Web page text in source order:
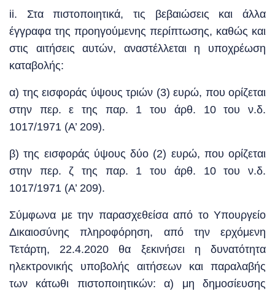
ii. Στα πιστοποιητικά, τις βεβαιώσεις και άλλα
έγγραφα της προηγούμενης περίπτωσης, καθώς και
στις αιτήσεις αυτών, αναστέλλεται η υποχρέωση
καταβολής:
α) της εισφοράς ύψους τριών (3) ευρώ, που ορίζεται
στην περ. ε της παρ. 1 του άρθ. 10 του ν.δ.
1017/1971 (Α’ 209).
β) της εισφοράς ύψους δύο (2) ευρώ, που ορίζεται
στην περ. ζ της παρ. 1 του άρθ. 10 του ν.δ.
1017/1971 (Α’ 209).
Σύμφωνα με την παρασχεθείσα από το Υπουργείο
Δικαιοσύνης πληροφόρηση, από την ερχόμενη
Τετάρτη, 22.4.2020 θα ξεκινήσει η δυνατότητα
ηλεκτρονικής υποβολής αιτήσεων και παραλαβής
των κάτωθι πιστοποιητικών: α) μη δημοσίευσης